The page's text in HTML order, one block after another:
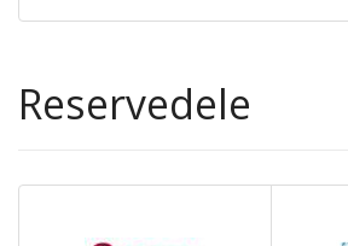
Reservedele